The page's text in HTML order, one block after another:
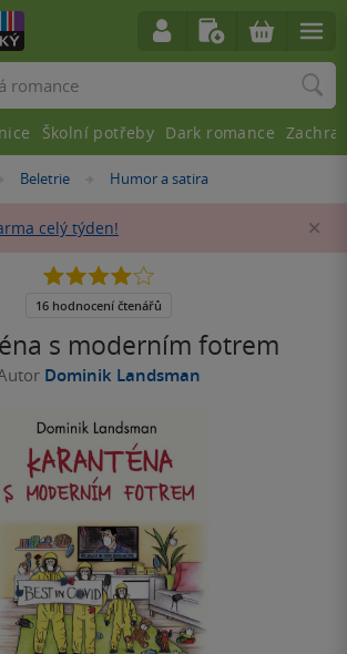
»
Beletrie »Humor a satira
celý týden!
s moderním fotrem
Dominik Landsman
4.0
5
16 hodnocení čtenářů
Školní potřeby Dark romance